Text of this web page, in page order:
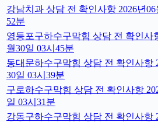
강남치과 상담 전 확인사항 2026년06
52분
영등포구하수구막힘 상담 전 확인사
월30일 03시45분
동대문하수구막힘 상담 전 확인사항
30일 03시39분
구로하수구막힘 상담 전 확인사항
일 03시31분
강동구하수구막힘 상담 전 확인사항